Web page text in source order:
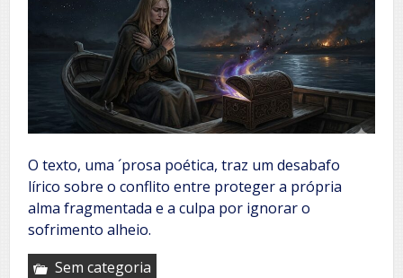
O texto, uma ´prosa poética, traz um desabafo
lírico sobre o conflito entre proteger a própria
alma fragmentada e a culpa por ignorar o
sofrimento alheio.
Sem categoria